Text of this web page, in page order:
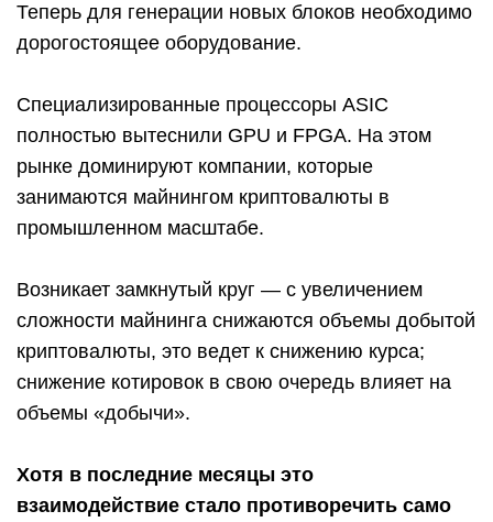
Теперь для генерации новых блоков необходимо
дорогостоящее оборудование.
Специализированные процессоры ASIC
полностью вытеснили GPU и FPGA. На этом
рынке доминируют компании, которые
занимаются майнингом криптовалюты в
промышленном масштабе.
Возникает замкнутый круг — с увеличением
сложности майнинга снижаются объемы добытой
криптовалюты, это ведет к снижению курса;
снижение котировок в свою очередь влияет на
объемы «добычи».
Хотя в последние месяцы это
взаимодействие стало противоречить само